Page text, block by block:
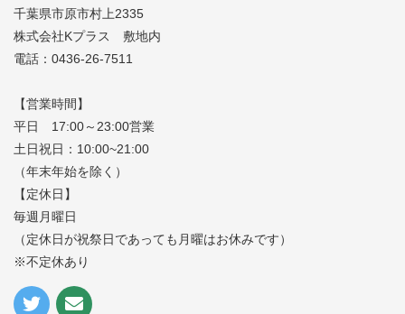
千葉県市原市村上2335
株式会社Kプラス 敷地内
電話：0436-26-7511
【営業時間】
平日 17:00～23:00営業
土日祝日：10:00~21:00
（年末年始を除く）
【定休日】
毎週月曜日
（定休日が祝祭日であっても月曜はお休みです）
※不定休あり